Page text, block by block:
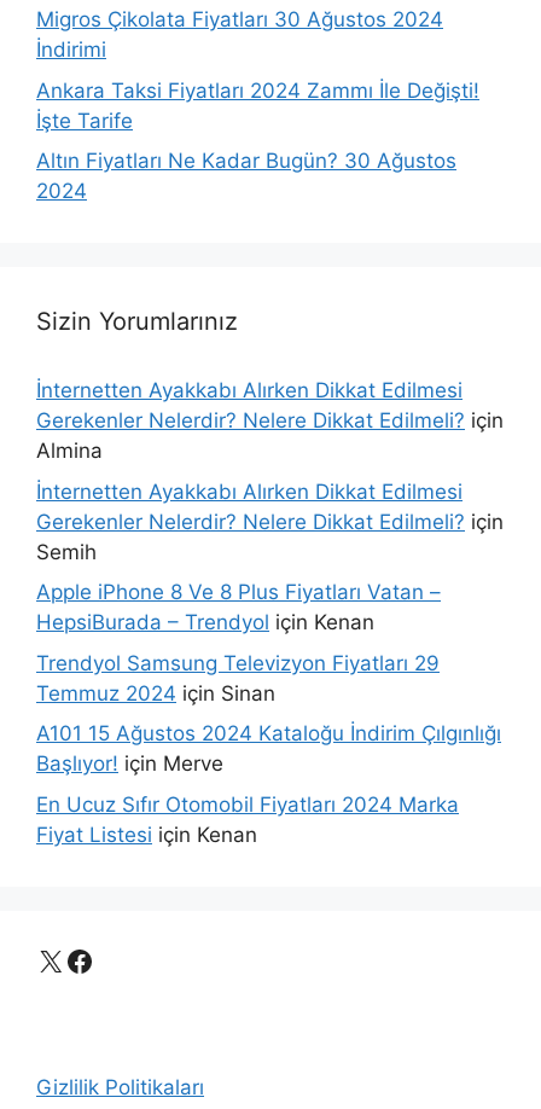
Migros Çikolata Fiyatları 30 Ağustos 2024
İndirimi
Ankara Taksi Fiyatları 2024 Zammı İle Değişti!
İşte Tarife
Altın Fiyatları Ne Kadar Bugün? 30 Ağustos
2024
Sizin Yorumlarınız
İnternetten Ayakkabı Alırken Dikkat Edilmesi
Gerekenler Nelerdir? Nelere Dikkat Edilmeli? için
Almina
İnternetten Ayakkabı Alırken Dikkat Edilmesi
Gerekenler Nelerdir? Nelere Dikkat Edilmeli? için
Semih
Apple iPhone 8 Ve 8 Plus Fiyatları Vatan –
HepsiBurada – Trendyol için Kenan
Trendyol Samsung Televizyon Fiyatları 29
Temmuz 2024 için Sinan
A101 15 Ağustos 2024 Kataloğu İndirim Çılgınlığı
Başlıyor! için Merve
En Ucuz Sıfır Otomobil Fiyatları 2024 Marka
Fiyat Listesi için Kenan
X Facebook
Gizlilik Politikaları